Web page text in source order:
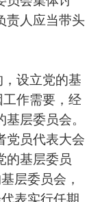
责人应当带头
设立党的基
作需要，经
层委员会。
员代表大会
的基层委员
层委员会，
表实行任期